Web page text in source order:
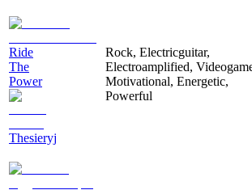
Ride
The
Power
Thesieryj
Rock, Electricguitar,
Electroamplified,
Motivational, Energetic,
Powerful